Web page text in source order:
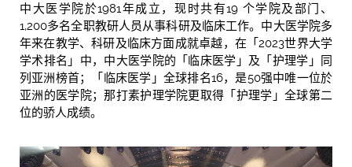
中大医学院於1981年成立，现时共有19 个学院及部门、
1,200多名全职教研人员从事科研及临床工作。中大医学院多
年来在教学、科研及临床方面成就卓越，在「2023世界大学
学术排名」中，中大医学院的「临床医学」及「护理学」同
列亚洲榜首；「临床医学」全球排名16，是50强中唯一位於
亚洲的医学院；那打素护理学院更取得「护理学」全球第二
位的骄人成绩。